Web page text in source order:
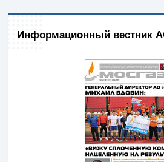
Информационный вестник